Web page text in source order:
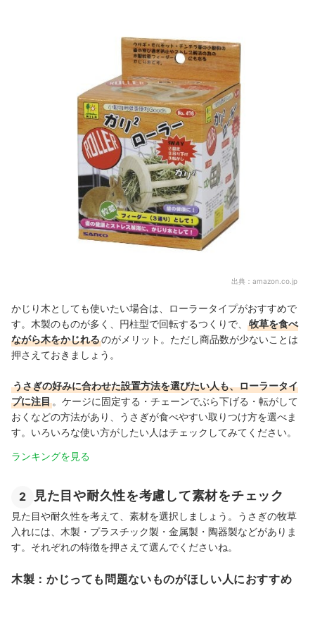
出典： amazon.co.jp
かじり木としても使いたい場合は、ローラータイプがおすすめで
す。木製のものが多く、円柱型で回転するつくりで、
牧草を食べ
ながら木をかじれるのがメリット。ただし商品数が少ないことは
押さえておきましょう。
うさぎの好みに合わせた設置方法を選びたい人も、ローラータイ
プに注目 。ケージに固定する・チェーンでぶら下げる・転がして
おくなどの方法があり、うさぎが食べやすい取りつけ方を選べま
す。いろいろな使い方がしたい人はチェックしてみてください。
ランキングを見る
2 見た目や耐久性を考慮して素材をチェック
見た目や耐久性を考えて、素材を選択しましょう。うさぎの牧草
入れには、木製・プラスチック製・金属製・陶器製などがありま
す。それぞれの特徴を押さえて選んでくださいね。
木製：かじっても問題ないものがほしい人におすすめ